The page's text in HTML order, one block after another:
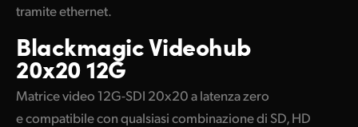
tramite ethernet.
BlackmagicVideohub
20x20 12G
Matrice video 12G-SDI 20x20 a latenza zero
e compatibile con qualsiasi combinazione di SD, HD